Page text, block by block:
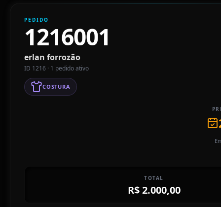
PEDIDO
1216001
erlan forrozão
ID 1216 · 1 pedido ativo
COSTURA
TOTAL
R$ 2.000,00